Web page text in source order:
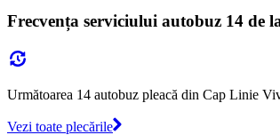
Frecvența serviciului autobuz 14 de
Următoarea 14 autobuz pleacă din Cap Linie
Vezi toate plecările